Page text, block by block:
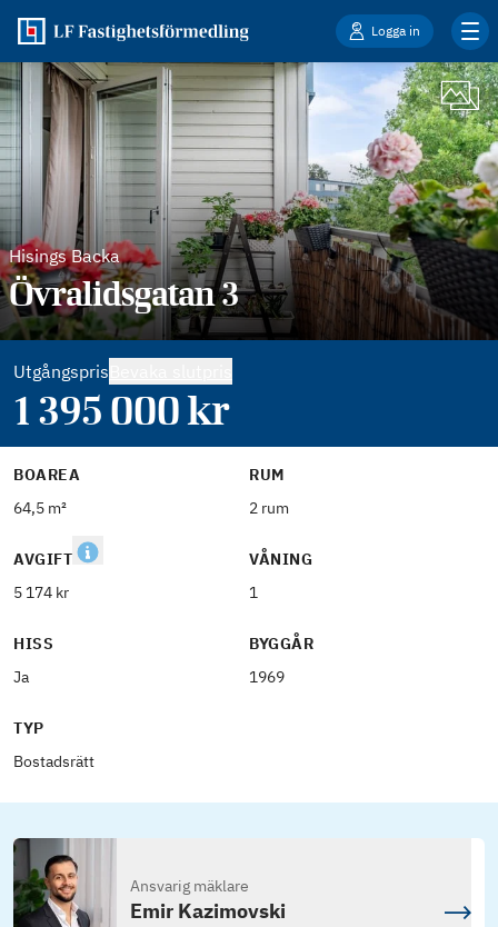
Logga in
Hisings Backa
Övralidsgatan 3
Utgångspris
1 395 000kr
BOAREA
64,5 m²
RUM
2 rum
AVGIFT
5 174 kr
VÅNING
1
HISS
Ja
BYGGÅR
1969
TYP
Bostadsrätt
Ansvarig mäklare
Emir Kazimovski